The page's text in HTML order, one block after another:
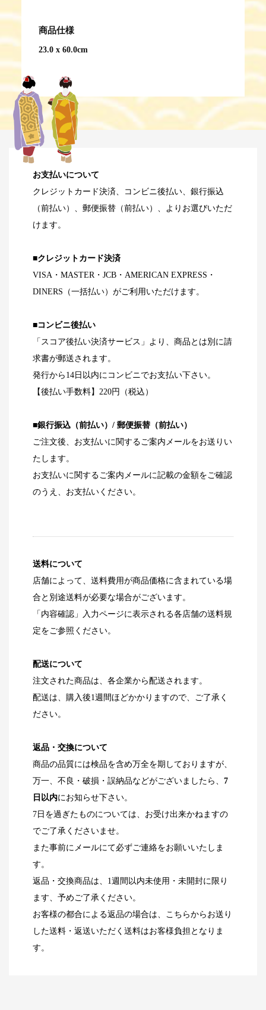
商品仕様
23.0 x 60.0cm
お支払いについて
クレジットカード決済、コンビニ後払い、銀行振込
（前払い）、郵便振替（前払い）、よりお選びいただ
けます。
■クレジットカード決済
VISA・MASTER・JCB・AMERICAN EXPRESS・
DINERS（一括払い）がご利用いただけます。
■コンビニ後払い
「スコア後払い決済サービス」より、商品とは別に請
求書が郵送されます。
発行から14日以内にコンビニでお支払い下さい。
【後払い手数料】220円（税込）
■銀行振込（前払い）/ 郵便振替（前払い）
ご注文後、お支払いに関するご案内メールをお送りい
たします。
お支払いに関するご案内メールに記載の金額をご確認
のうえ、お支払いください。
送料について
店舗によって、送料費用が商品価格に含まれている場
合と別途送料が必要な場合がございます。
「内容確認」入力ページに表示される各店舗の送料規
定をご参照ください。
配送について
注文された商品は、各企業から配送されます。
配送は、購入後1週間ほどかかりますので、ご了承く
ださい。
返品・交換について
商品の品質には検品を含め万全を期しておりますが、
万一、不良・破損・誤納品などがございましたら、 7
日以内にお知らせ下さい。
7日を過ぎたものについては、お受け出来かねますの
でご了承くださいませ。
また事前にメールにて必ずご連絡をお願いいたしま
す。
返品・交換商品は、1週間以内未使用・未開封に限り
ます、予めご了承ください。
お客様の都合による返品の場合は、こちらからお送り
した送料・返送いただく送料はお客様負担となりま
す。